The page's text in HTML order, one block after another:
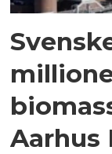
Aarhus